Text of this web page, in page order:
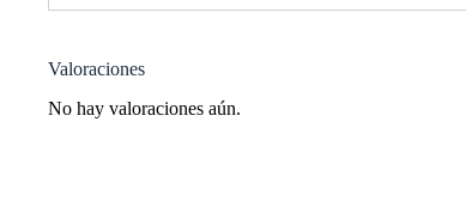
Valoraciones
No hay valoraciones aún.